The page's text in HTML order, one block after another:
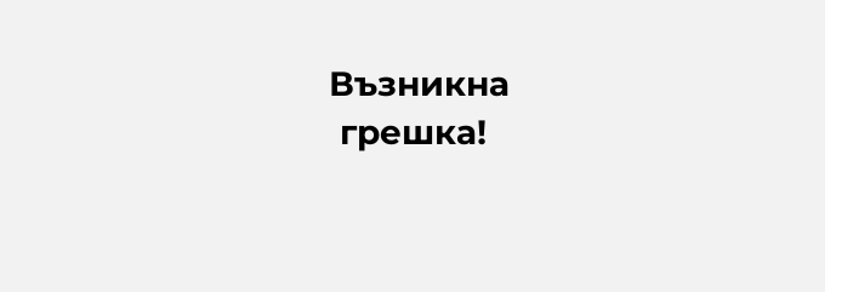
Възникна
грешка!